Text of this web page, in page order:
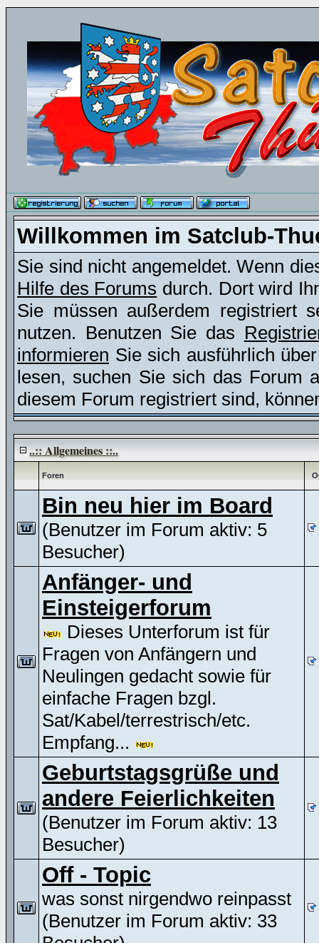
Willkommen im Satclub-
Sie sind nicht angemeldet. Wenn
Hilfe des Forums durch. Dort wird
Sie müssen außerdem registriert
nutzen. Benutzen Sie das
informieren Sie sich ausführlich
lesen, suchen Sie sich das Forum
diesem Forum registriert sind,
..:: Allgemeines ::..
Foren
Bin neu hier im Board
(Benutzer im Forum aktiv: 5
Besucher)
Anfänger- und
Einsteigerforum
Dieses Unterforum ist für
Fragen von Anfängern und
Neulingen gedacht sowie für
einfache Fragen bzgl.
Sat/Kabel/terrestrisch/etc.
Empfang...
Geburtstagsgrüße und
andere Feierlichkeiten
(Benutzer im Forum aktiv: 13
Besucher)
Off - Topic
was sonst nirgendwo reinpasst
(Benutzer im Forum aktiv: 33